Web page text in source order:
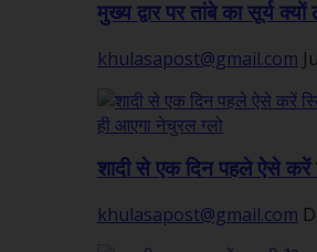
मुख्य द्वार पर तांबे का सूर्य क्यों
khulasapost@gmail.com
शादी से एक दिन पहले ऐसे करें
khulasapost@gmail.com